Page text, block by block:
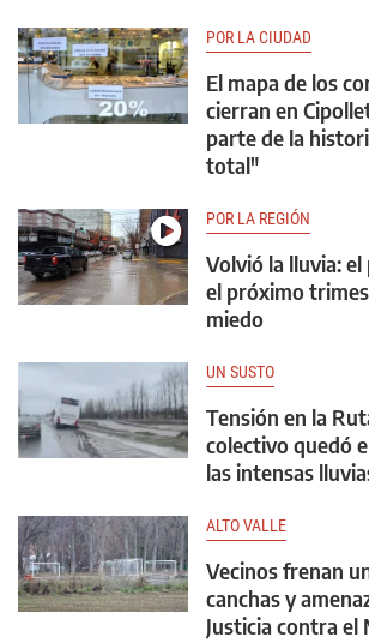
POR LA CIUDAD
El mapa de los
cierran en
parte de la
total"
POR LA REGIÓN
Volvió la lluvia:
el próximo
miedo
UN SUSTO
Tensión en la
colectivo quedó
las intensas
ALTO VALLE
Vecinos frenan
canchas y
Justicia contra el